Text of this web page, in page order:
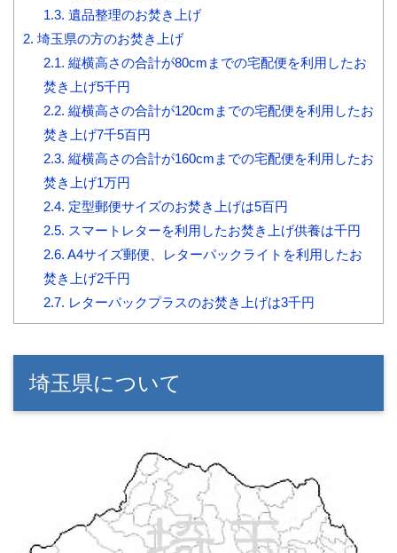
1.3. 遺品整理のお焚き上げ
2. 埼玉県の方のお焚き上げ
2.1. 縦横高さの合計が80cmまでの宅配便を利用したお
焚き上げ5千円
2.2. 縦横高さの合計が120cmまでの宅配便を利用したお
焚き上げ7千5百円
2.3. 縦横高さの合計が160cmまでの宅配便を利用したお
焚き上げ1万円
2.4. 定型郵便サイズのお焚き上げは5百円
2.5. スマートレターを利用したお焚き上げ供養は千円
2.6. A4サイズ郵便、レターパックライトを利用したお
焚き上げ2千円
2.7. レターパックプラスのお焚き上げは3千円
埼玉県について